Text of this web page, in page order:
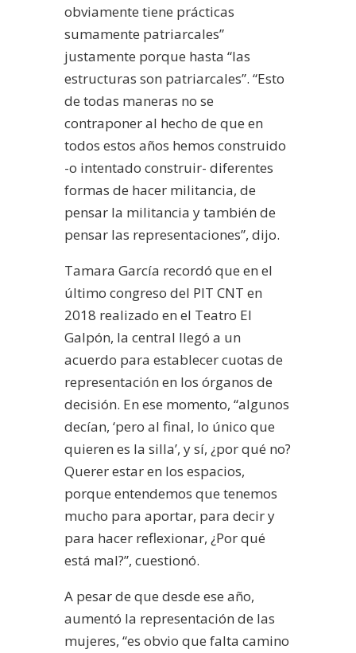
obviamente tiene prácticas
sumamente patriarcales”
justamente porque hasta “las
estructuras son patriarcales”. “Esto
de todas maneras no se
contraponer al hecho de que en
todos estos años hemos construido
-o intentado construir- diferentes
formas de hacer militancia, de
pensar la militancia y también de
pensar las representaciones”, dijo.
Tamara García recordó que en el
último congreso del PIT CNT en
2018 realizado en el Teatro El
Galpón, la central llegó a un
acuerdo para establecer cuotas de
representación en los órganos de
decisión. En ese momento, “algunos
decían, ‘pero al final, lo único que
quieren es la silla’, y sí, ¿por qué no?
Querer estar en los espacios,
porque entendemos que tenemos
mucho para aportar, para decir y
para hacer reflexionar, ¿Por qué
está mal?”, cuestionó.
A pesar de que desde ese año,
aumentó la representación de las
mujeres, “es obvio que falta camino